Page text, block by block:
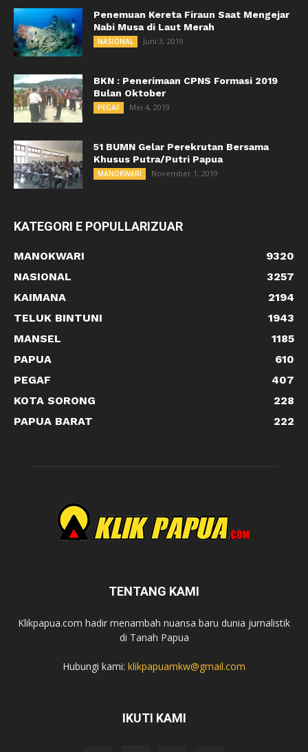
Penemuan Kereta Firaun Saat Mengejar
Nabi Musa di Laut Merah
NASIONAL Juni 3, 2019
BKN : Penerimaan CPNS Formasi 2019
Bulan Oktober
PEGAF Mei 4, 2019
51 BUMN Gelar Perekrutan Bersama
Khusus Putra/Putri Papua
MANOKWARI November 1, 2019
KATEGORI E POPULLARIZUAR
MANOKWARI
9320
NASIONAL
3257
KAIMANA
2194
TELUK BINTUNI
1943
MANSEL
1185
PAPUA
610
PEGAF
407
KOTA SORONG
228
PAPUA BARAT
222
TENTANG KAMI
Klikpapua.com hadir menambah nuansa baru dunia jurnalistik
di Tanah Papua
Hubungi kami: klikpapuamkw@gmail.com
IKUTI KAMI